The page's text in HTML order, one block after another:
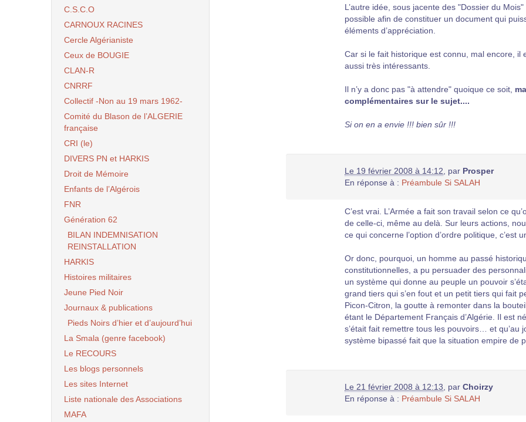
L’autre idée, sous jacente des "Dossier du
possible afin de constituer un document qui
éléments d’appréciation.
Car si le fait historique est connu, mal encore, il
aussi très intéressants.
Il n’y a donc pas "à attendre" quoique ce soit,
complémentaires sur le sujet....
Si on en a envie !!! bien sûr !!!
Le 19 février 2008 à 14:12 par Prosper
En réponse à : Préambule Si SALAH
C’est vrai. L’Armée a fait son travail selon ce
de celle-ci, même au delà. Sur leurs actions,
ce qui concerne l’option d’ordre politique,
Or donc, pourquoi, un homme au passé
constitutionnelles, a pu persuader des
un système qui donne au peuple un pouvoir
grand tiers qui s’en fout et un petit tiers qui fait
Picon-Citron, la goutte à remonter dans la
étant le Département Français d’Algérie. Il est
s’était fait remettre tous les pouvoirs… et qu’au
système bipassé fait que la situation empire de
Le 21 février 2008 à 12:13 par Choirzy
En réponse à : Préambule Si SALAH
C.S.C.O
CARNOUX RACINES
Cercle Algérianiste
Ceux de BOUGIE
CLAN-R
CNRRF
Collectif -Non au 19 mars 1962-
Comité du Blason de l’ALGERIE
française
CRI (le)
DIVERS PN et HARKIS
Droit de Mémoire
Enfants de l’Algérois
FNR
Génération 62
BILAN INDEMNISATION
REINSTALLATION
HARKIS
Histoires militaires
Jeune Pied Noir
Journaux & publications
Pieds Noirs d’hier et d’aujourd’hui
La Smala (genre facebook)
Le RECOURS
Les blogs personnels
Les sites Internet
Liste nationale des Associations
MAFA